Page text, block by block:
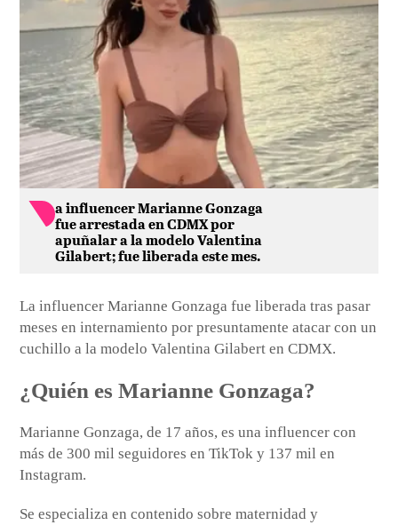
a influencer Marianne Gonzaga
fue arrestada en CDMX por
apuñalar a la modelo Valentina
Gilabert; fue liberada este mes.
La influencer Marianne Gonzaga fue liberada tras pasar
meses en internamiento por presuntamente atacar con un
cuchillo a la modelo Valentina Gilabert en CDMX.
¿Quién es Marianne Gonzaga?
Marianne Gonzaga, de 17 años, es una influencer con
más de 300 mil seguidores en TikTok y 137 mil en
Instagram.
Se especializa en contenido sobre maternidad y